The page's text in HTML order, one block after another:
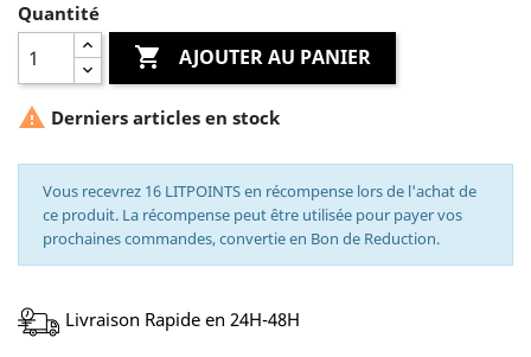
Quantité
 AJOUTER AU PANIER
 Derniers articles en stock
Vous recevrez 16 LITPOINTS en récompense lors de l'achat de
ce produit. La récompense peut être utilisée pour payer vos
prochaines commandes, convertie en Bon de Reduction.
Livraison Rapide en 24H-48H